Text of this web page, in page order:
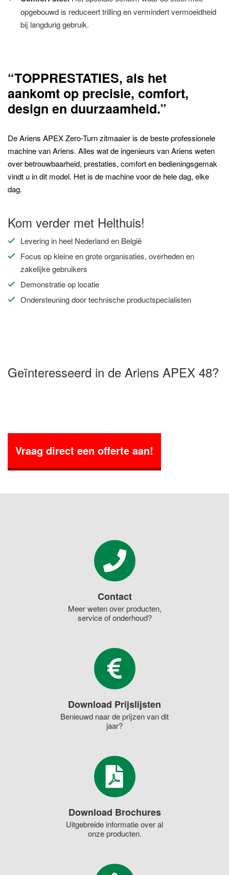
opgebouwd is reduceert trilling en vermindert vermoeidheid
bij langdurig gebruik.
“TOPPRESTATIES, als het
aankomt op precisie, comfort,
design en duurzaamheid.”
De Ariens APEX Zero-Turn zitmaaier is de beste professionele
machine van Ariens. Alles wat de ingenieurs van Ariens weten
over betrouwbaarheid, prestaties, comfort en bedieningsgemak
vindt u in dit model. Het is de machine voor de hele dag, elke
dag.
Kom verder met Helthuis!
Levering in heel Nederland en België
Focus op kleine en grote organisaties, overheden en
zakelijke gebruikers
Demonstratie op locatie
Ondersteuning door technische productspecialisten
Geïnteresseerd in de Ariens APEX 48?
Vraag direct een offerte aan!
Contact
Meer weten over producten,
service of onderhoud?
Download Prijslijsten
Benieuwd naar de prijzen van dit
jaar?
Download Brochures
Uitgebreide informatie over al
onze producten.